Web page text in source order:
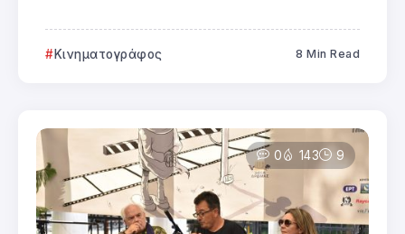
Κινηματογράφος 8 Min Read
0 143 9